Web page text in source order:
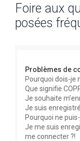
Foire aux
posées
Problèmes de
Pourquoi dois-je
Que signifie
Je souhaite
Je suis
Pourquoi ne
Je me suis
me connecter ?!